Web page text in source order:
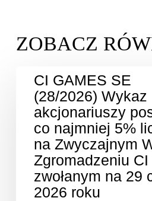
CI GAMES SE
(28/2026) Wykaz
akcjonariuszy
co najmniej 5%
na Zwyczajnym
Zgromadzeniu
zwołanym na 29
2026 roku